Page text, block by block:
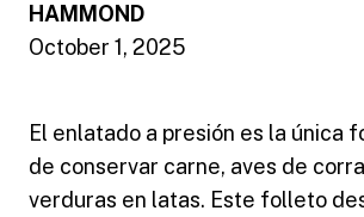
HAMMOND
October 1, 2025
El enlatado a presión es la única
de conservar carne, aves de
verduras en latas. Este folleto